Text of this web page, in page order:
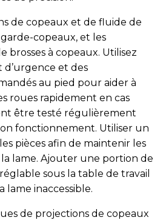
de copeaux et de fluide de
copeaux, et les
brosses à copeaux. Utilisez
d’urgence et des
au pied pour aider à
roues rapidement en cas
être testé régulièrement
fonctionnement. Utiliser un
pièces afin de maintenir les
la lame. Ajouter une portion de
sous la table de travail
lame inaccessible.
de projections de copeaux